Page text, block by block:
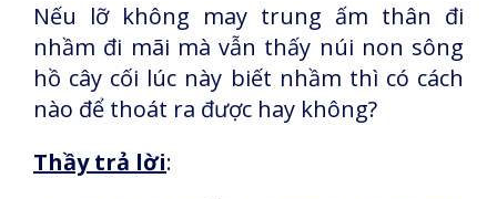
Nếu lỡ không may trung ấm thân đi
nhầm đi mãi mà vẫn thấy núi non sông
hồ cây cối lúc này biết nhầm thì có cách
nào để thoát ra được hay không?
Thầy trả lời: